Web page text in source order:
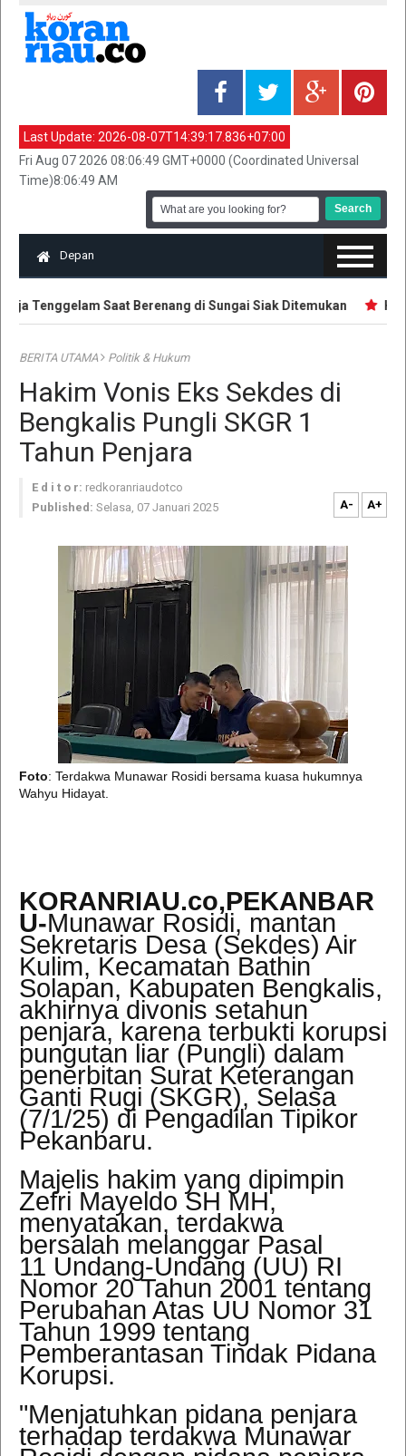
Last Update: 2026-08-07T14:39:17.836+07:00
Fri Aug 07 2026 08:06:49 GMT+0000 (Coordinated Universal
Time)8:06:49 AM
Depan
Tenggelam Saat Berenang di Sungai Siak Ditemukan Hak
BERITA UTAMA Politik & Hukum
Hakim Vonis Eks Sekdes di
Bengkalis Pungli SKGR 1
Tahun Penjara
E d i t o r: redkoranriaudotco
Published: Selasa, 07 Januari 2025 A- A+
Foto: Terdakwa Munawar Rosidi bersama kuasa hukumnya
Wahyu Hidayat.
KORANRIAU.co,PEKANBAR
U-Munawar Rosidi, mantan
Sekretaris Desa (Sekdes) Air
Kulim, Kecamatan Bathin
Solapan, Kabupaten Bengkalis,
akhirnya divonis setahun
penjara, karena terbukti korupsi
pungutan liar (Pungli) dalam
penerbitan Surat Keterangan
Ganti Rugi (SKGR), Selasa
(7/1/25) di Pengadilan Tipikor
Pekanbaru.
Majelis hakim yang dipimpin
Zefri Mayeldo SH MH,
menyatakan, terdakwa
bersalah melanggar Pasal
11 Undang-Undang (UU) RI
Nomor 20 Tahun 2001 tentang
Perubahan Atas UU Nomor 31
Tahun 1999 tentang
Pemberantasan Tindak Pidana
Korupsi.
"Menjatuhkan pidana penjara
terhadap terdakwa Munawar